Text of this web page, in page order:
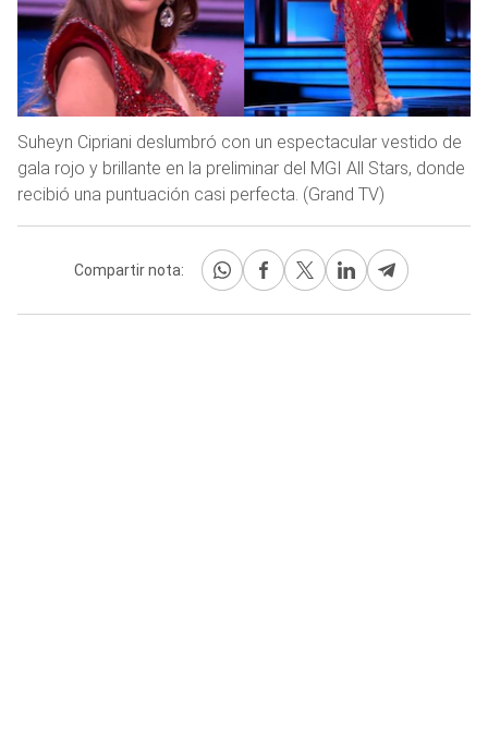
Suheyn Cipriani deslumbró con un espectacular vestido de
gala rojo y brillante en la preliminar del MGI All Stars, donde
recibió una puntuación casi perfecta. (Grand TV)
Compartir nota: